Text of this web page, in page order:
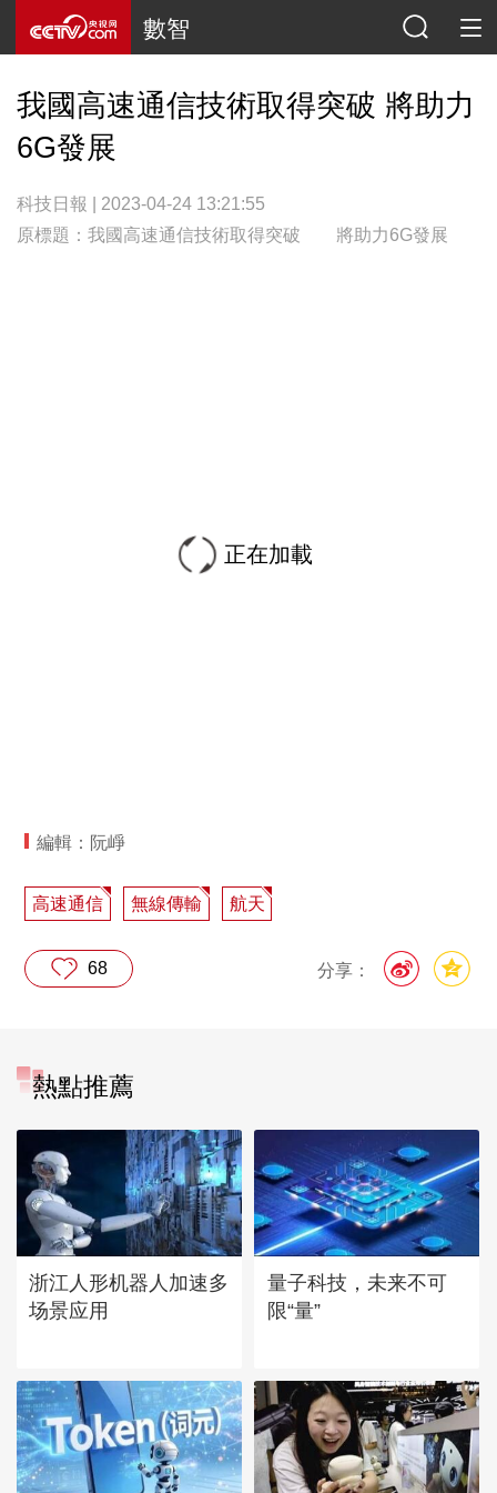
數智
我國高速通信技術取得突破 將助力
6G發展
科技日報 | 2023-04-24 13:21:55
原標題：我國高速通信技術取得突破 將助力6G發展
正在加載
編輯：阮崢
高速通信 無線傳輸 航天
分享：
68
熱點推薦
浙江人形机器人加速多
场景应用
量子科技，未来不可
限“量”